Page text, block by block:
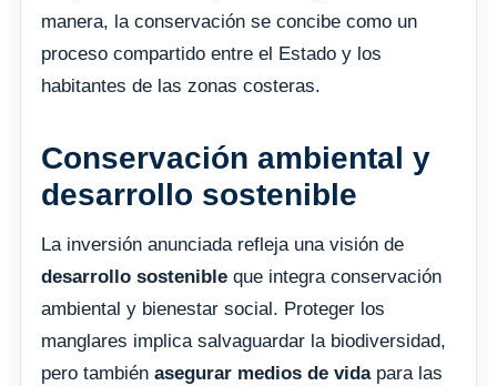
manera, la conservación se concibe como un
proceso compartido entre el Estado y los
habitantes de las zonas costeras.
Conservación ambiental y
desarrollo sostenible
La inversión anunciada refleja una visión de
desarrollo sostenible que integra conservación
ambiental y bienestar social. Proteger los
manglares implica salvaguardar la biodiversidad,
pero también asegurar medios de vidapara las